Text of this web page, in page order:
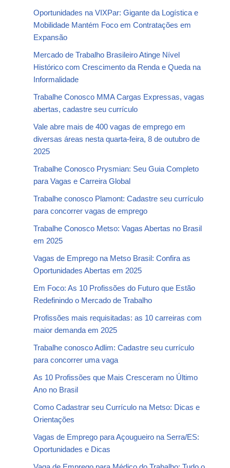
Oportunidades na VIXPar: Gigante da Logística e
Mobilidade Mantém Foco em Contratações em
Expansão
Mercado de Trabalho Brasileiro Atinge Nível
Histórico com Crescimento da Renda e Queda na
Informalidade
Trabalhe Conosco MMA Cargas Expressas, vagas
abertas, cadastre seu currículo
Vale abre mais de 400 vagas de emprego em
diversas áreas nesta quarta-feira, 8 de outubro de
2025
Trabalhe Conosco Prysmian: Seu Guia Completo
para Vagas e Carreira Global
Trabalhe conosco Plamont: Cadastre seu currículo
para concorrer vagas de emprego
Trabalhe Conosco Metso: Vagas Abertas no Brasil
em 2025
Vagas de Emprego na Metso Brasil: Confira as
Oportunidades Abertas em 2025
Em Foco: As 10 Profissões do Futuro que Estão
Redefinindo o Mercado de Trabalho
Profissões mais requisitadas: as 10 carreiras com
maior demanda em 2025
Trabalhe conosco Adlim: Cadastre seu currículo
para concorrer uma vaga
As 10 Profissões que Mais Cresceram no Último
Ano no Brasil
Como Cadastrar seu Currículo na Metso: Dicas e
Orientações
Vagas de Emprego para Açougueiro na Serra/ES:
Oportunidades e Dicas